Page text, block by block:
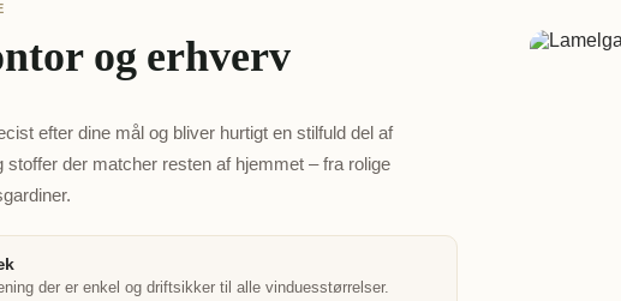
og erhverv
efter dine mål og bliver hurtigt en stilfuld del af
der matcher resten af hjemmet – fra rolige
der er enkel og driftsikker til alle vinduesstørrelser.